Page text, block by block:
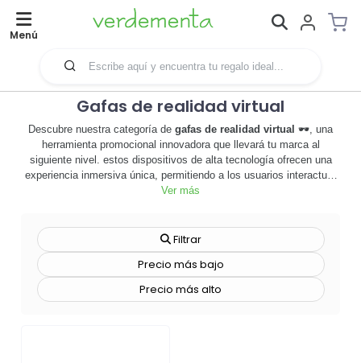
Menú
Gafas de realidad virtual
Descubre nuestra categoría de gafas de realidad virtual 🕶️, una
herramienta promocional innovadora que llevará tu marca al
siguiente nivel. estos dispositivos de alta tecnología ofrecen una
experiencia inmersiva única, permitiendo a los usuarios interactuar
con tu marca de una manera nunca antes vista. las
digital. además, ofrecemos opciones de personalización para que
puedas incorporar el logo de tu empresa o cualquier diseño que
desees, creando así un producto único y memorable. no sólo son
un regalo promocional atractivo, sino que también son una
herramienta efectiva para aumentar la visibilidad de tu marca y
Ver más
Filtrar
Precio más bajo
Precio más alto